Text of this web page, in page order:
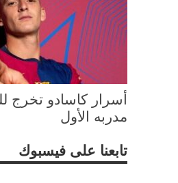
أسرار كاسادو تخرج
مدربه الأول
تابعنا على فيسبوك